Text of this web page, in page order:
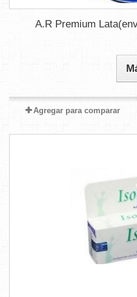
A.R Premium
Agregar para comparar